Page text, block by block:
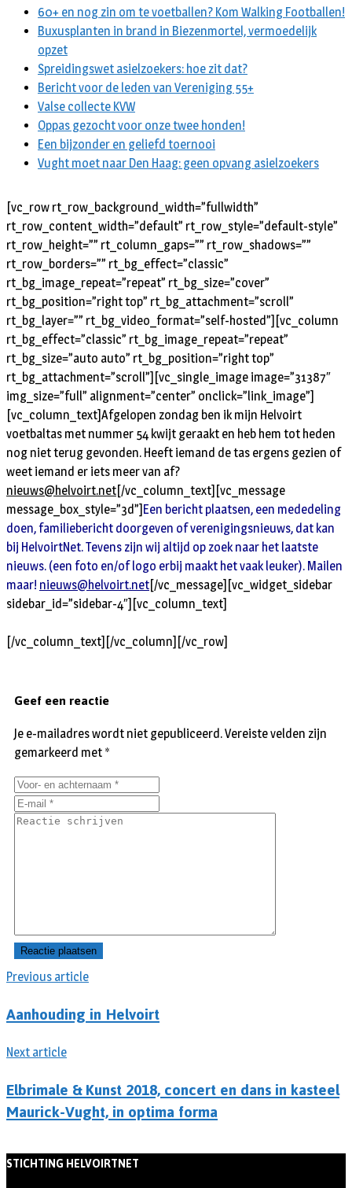
60+ en nog zin om te voetballen? Kom Walking Footballen!
Buxusplanten in brand in Biezenmortel, vermoedelijk
opzet
Spreidingswet asielzoekers: hoe zit dat?
Bericht voor de leden van Vereniging 55+
Valse collecte KVW
Oppas gezocht voor onze twee honden!
Een bijzonder en geliefd toernooi
Vught moet naar Den Haag: geen opvang asielzoekers
[vc_row rt_row_background_width=”fullwidth”
rt_row_content_width=”default” rt_row_style=”default-style”
rt_row_height=”” rt_column_gaps=”” rt_row_shadows=””
rt_row_borders=”” rt_bg_effect=”classic”
rt_bg_image_repeat=”repeat” rt_bg_size=”cover”
rt_bg_position=”right top” rt_bg_attachment=”scroll”
rt_bg_layer=”” rt_bg_video_format=”self-hosted”][vc_column
rt_bg_effect=”classic” rt_bg_image_repeat=”repeat”
rt_bg_size=”auto auto” rt_bg_position=”right top”
rt_bg_attachment=”scroll”][vc_single_image image=”31387″
img_size=”full” alignment=”center” onclick=”link_image”]
[vc_column_text]Afgelopen zondag ben ik mijn Helvoirt
voetbaltas met nummer 54 kwijt geraakt en heb hem tot heden
nog niet terug gevonden. Heeft iemand de tas ergens gezien of
weet iemand er iets meer van af?
nieuws@helvoirt.net[/vc_column_text][vc_message
message_box_style=”3d”] Een bericht plaatsen, een mededeling
doen, familiebericht doorgeven of verenigingsnieuws, dat kan
bij HelvoirtNet. Tevens zijn wij altijd op zoek naar het laatste
nieuws. (een foto en/of logo erbij maakt het vaak leuker). Mailen
maar! nieuws@helvoirt.net[/vc_message][vc_widget_sidebar
sidebar_id=”sidebar-4″][vc_column_text]
[/vc_column_text][/vc_column][/vc_row]
Previous article
Aanhouding in Helvoirt
Next article
Elbrimale & Kunst 2018, concert en dans in kasteel
Maurick-Vught, in optima forma
Geef een reactie
Je e-mailadres wordt niet gepubliceerd.Vereiste velden zijn
gemarkeerd met *
STICHTING HELVOIRTNET